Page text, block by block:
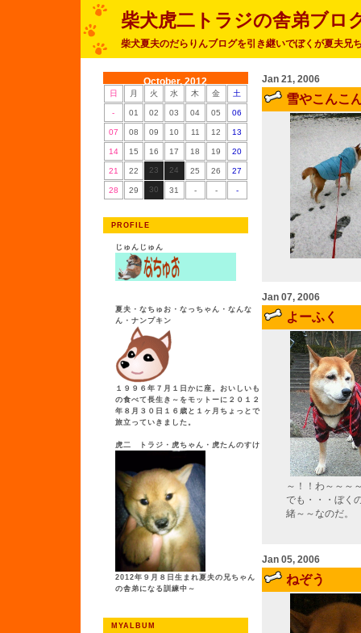
柴犬虎二トラジの舎弟ブロ
柴犬夏夫のだらりんブログを引き継いでぼくが夏夫兄
October, 2012
日 月 火 水 木 金 土
- 01 02 03 04 05 06
07 08 09 10 11 12 13
14 15 16 17 18 19 20
21 22 23 24 25 26 27
28 29 30 31 - - -
PROFILE
じゅんじゅん
夏夫・なちゅお・なっちゃん・なんな
ん・ナンプキン
１９９６年７月１日かに座。おいしいも
の食べて長生き～をモットーに２０１２
年８月３０日１６歳と１ヶ月ちょっとで
旅立っていきました。
虎二 トラジ・虎ちゃん・虎たんのすけ
2012年９月８日生まれ夏夫の兄ちゃん
の舎弟になる訓練中～
MYALBUM
Jan 21, 2006
雪やこんこ
Jan 07, 2006
よーふく
～！！わ～～～
でも・・・ぼく
緒～～なのだ。
Jan 05, 2006
ねぞう